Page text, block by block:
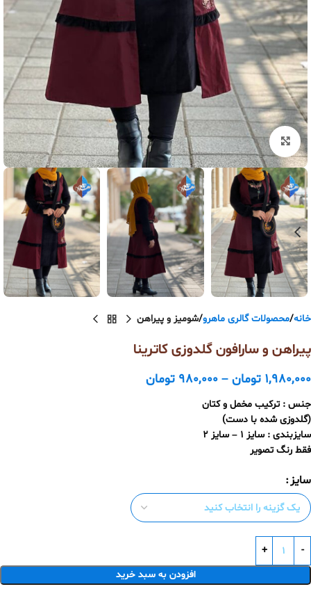
بزرگنمایی تصویر
خانه محصولات گالری ماهرو شومیز و پیراهن
پیراهن و سارافون گلدوزی کاترینا
1,980,000 تومان –
980,000 تومان
جنس : ترکیب مخمل و کتان
(گلدوزی شده با دست)
سایزبندی : سایز 1 – سایز 2
فقط رنگ تصویر
سایز
افزودن به سبد خرید